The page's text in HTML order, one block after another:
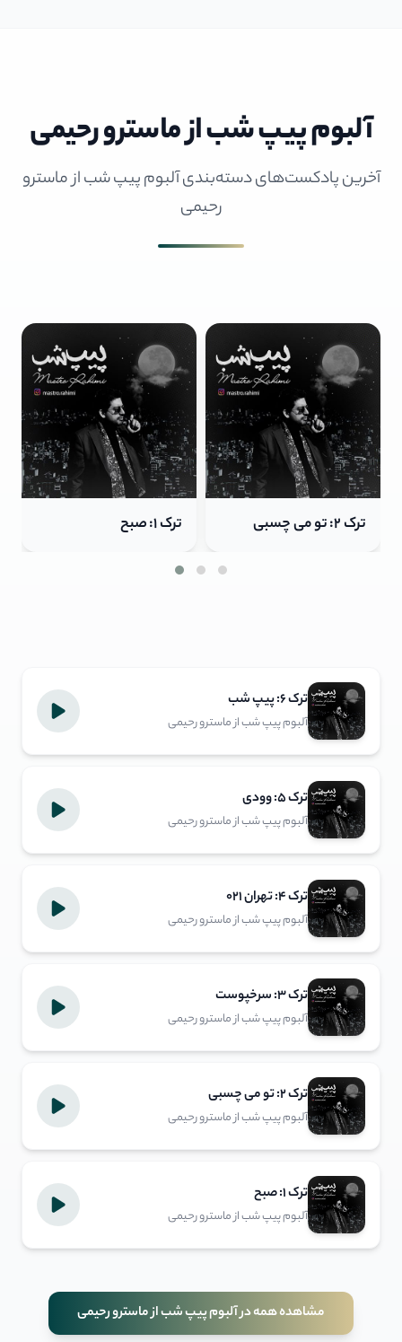
آلبوم پیپ شب از ماسترو رحیمی
آخرین پادکست‌های دسته‌بندی آلبوم پیپ شب از ماسترو
رحیمی
ترک ۱: صبح ترک ۶: پیپ شب
ترک ۶: پیپ شب
آلبوم پیپ شب از ماسترو رحیمی
ترک ۵: وودی
آلبوم پیپ شب از ماسترو رحیمی
ترک ۴: تهران ۰۲۱
آلبوم پیپ شب از ماسترو رحیمی
ترک ۳: سرخپوست
آلبوم پیپ شب از ماسترو رحیمی
ترک ۲: تو می‌ چسبی
آلبوم پیپ شب از ماسترو رحیمی
ترک ۱: صبح
آلبوم پیپ شب از ماسترو رحیمی
مشاهده همه در آلبوم پیپ شب از ماسترو رحیمی